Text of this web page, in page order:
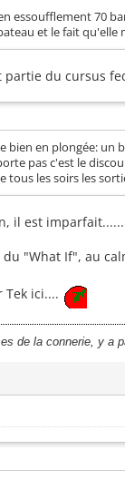
essoufflement 70
et le fait qu'elle
partie du cursus
bien en plongée: un
pas c'est le
tous les soirs les
il est
du "What If", au
Tek ici....
de la connerie, y a